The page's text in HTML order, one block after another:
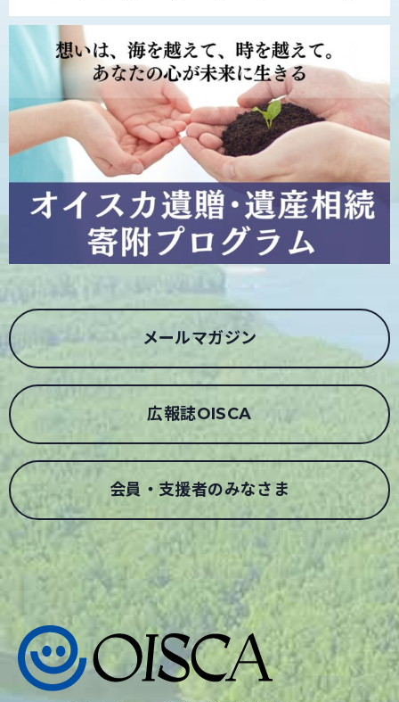
メールマガジン
広報誌OISCA
会員・支援者のみなさま